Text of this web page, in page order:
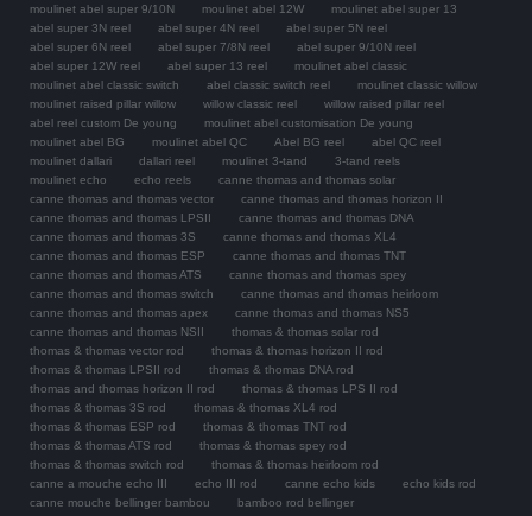
moulinet abel super 9/10N
moulinet abel 12W
moulinet abel super 13
abel super 3N reel
abel super 4N reel
abel super 5N reel
abel super 6N reel
abel super 7/8N reel
abel super 9/10N reel
abel super 12W reel
abel super 13 reel
moulinet abel classic
moulinet abel classic switch
abel classic switch reel
moulinet classic willow
moulinet raised pillar willow
willow classic reel
willow raised pillar reel
abel reel custom De young
moulinet abel customisation De young
moulinet abel BG
moulinet abel QC Abel BG reel
abel QC reel
moulinet dallari
dallari reel moulinet 3-tand
3-tand reels
moulinet echo
echo reels
canne thomas and thomas solar
canne thomas and thomas vector
canne thomas and thomas horizon II
canne thomas and thomas LPSII
canne thomas and thomas DNA
canne thomas and thomas 3S
canne thomas and thomas XL4
canne thomas and thomas ESP
canne thomas and thomas TNT
canne thomas and thomas ATS
canne thomas and thomas spey
canne thomas and thomas switch
canne thomas and thomas heirloom
canne thomas and thomas apex
canne thomas and thomas NS5
canne thomas and thomas NSII
thomas & thomas solar rod
thomas & thomas vector rod
thomas & thomas horizon II rod
thomas & thomas LPSII rod
thomas & thomas DNA rod
thomas and thomas horizon II rod
thomas & thomas LPS II rod
thomas & thomas 3S rod
thomas & thomas XL4 rod
thomas & thomas ESP rod
thomas & thomas TNT rod
thomas & thomas ATS rod
thomas & thomas spey rod
thomas & thomas switch rod
thomas & thomas heirloom rod
canne a mouche echo III
echo III rod canne echo kids
echo kids rod
canne mouche bellinger bambou
bamboo rod bellinger